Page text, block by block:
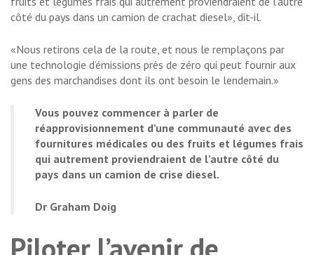
côté du pays dans un camion de crachat diesel», dit-il.
«Nous retirons cela de la route, et nous le remplaçons par
une technologie d’émissions près de zéro qui peut fournir aux
gens des marchandises dont ils ont besoin le lendemain.»
Vous pouvez commencer à parler de
réapprovisionnement d’une communauté avec des
fournitures médicales ou des fruits et légumes frais
qui autrement proviendraient de l’autre côté du
pays dans un camion de crise diesel.
Dr Graham Doig